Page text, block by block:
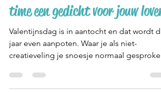
noodnummer heb je binnen no-
time een gedicht voor jouw lover
Valentijnsdag is in aantocht en dat wordt dit
jaar even aanpoten. Waar je als niet-
creatieveling je snoesje normaal gesproken